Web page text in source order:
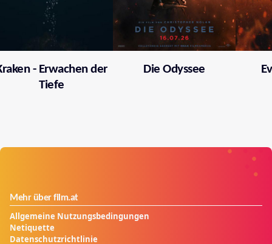
- Erwachen der
Tiefe
Die Odyssee
Mehr über film.at
Allgemeine Nutzungsbedingungen
Netiquette
Datenschutzrichtlinie